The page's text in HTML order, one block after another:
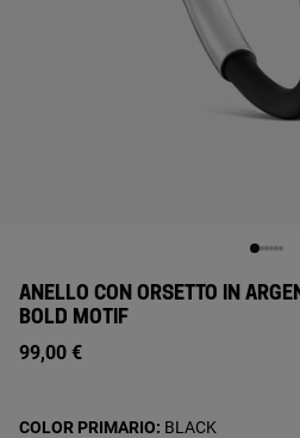
ANELLO CON ORSETTO IN
BOLD MOTIF
99,00 €
COLOR PRIMARIO: BLACK